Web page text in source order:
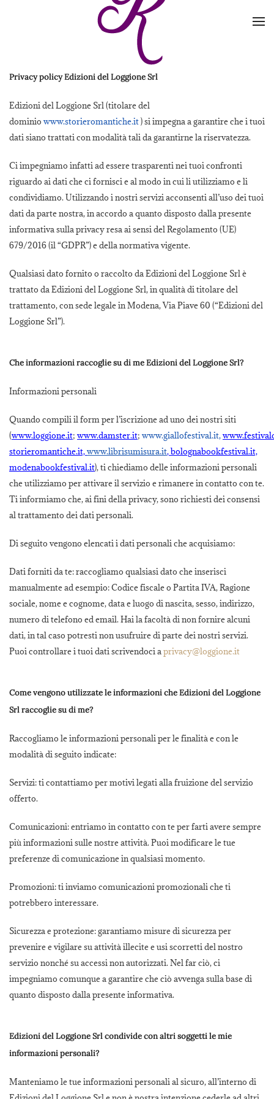
Skip to main content
Privacy policy Edizioni del Loggione Srl
Edizioni del Loggione Srl (titolare del
dominio www.storieromantiche.it) si impegna a garantire che i tuoi
dati siano trattati con modalità tali da garantirne la riservatezza.
Ci impegniamo infatti ad essere trasparenti nei tuoi confronti
riguardo ai dati che ci fornisci e al modo in cui li utilizziamo e li
condividiamo. Utilizzando i nostri servizi acconsenti all’uso dei tuoi
dati da parte nostra, in accordo a quanto disposto dalla presente
informativa sulla privacy resa ai sensi del Regolamento (UE)
679/2016 (il “GDPR”) e della normativa vigente.
Qualsiasi dato fornito o raccolto da Edizioni del Loggione Srl è
trattato da Edizioni del Loggione Srl, in qualità di titolare del
trattamento, con sede legale in Modena, Via Piave 60 (“Edizioni del
Loggione Srl”).
Che informazioni raccoglie su di me Edizioni del Loggione Srl?
Informazioni personali
Quando compili il form per l’iscrizione ad uno dei nostri siti
(www.loggione.it; www.damster.it; www.giallofestival.it,
storieromantiche.it,www.librisumisura.it, bolognabookfestival.it,
modenabookfestival.it), ti chiediamo delle informazioni personali
che utilizziamo per attivare il servizio e rimanere in contatto con te.
Ti informiamo che, ai fini della privacy, sono richiesti dei consensi
al trattamento dei dati personali.
Di seguito vengono elencati i dati personali che acquisiamo:
Dati forniti da te: raccogliamo qualsiasi dato che inserisci
manualmente ad esempio: Codice fiscale o Partita IVA, Ragione
sociale, nome e cognome, data e luogo di nascita, sesso, indirizzo,
numero di telefono ed email. Hai la facoltà di non fornire alcuni
dati, in tal caso potresti non usufruire di parte dei nostri servizi.
Puoi controllare i tuoi dati scrivendoci aprivacy@loggione.it
Come vengono utilizzate le informazioni che Edizioni del Loggione
Srl raccoglie su di me?
Raccogliamo le informazioni personali per le finalità e con le
modalità di seguito indicate:
Servizi:ti contattiamo per motivi legati alla fruizione del servizio
offerto.
Comunicazioni:entriamo in contatto con te per farti avere sempre
più informazioni sulle nostre attività. Puoi modificare le tue
preferenze di comunicazione in qualsiasi momento.
Promozioni:ti inviamo comunicazioni promozionali che ti
potrebbero interessare.
Sicurezza e protezione:garantiamo misure di sicurezza per
prevenire e vigilare su attività illecite e usi scorretti del nostro
servizio nonché su accessi non autorizzati. Nel far ciò, ci
impegniamo comunque a garantire che ciò avvenga sulla base di
quanto disposto dalla presente informativa.
Edizioni del Loggione Srl condivide con altri soggetti le mie
informazioni personali?
Manteniamo le tue informazioni personali al sicuro, all’interno di